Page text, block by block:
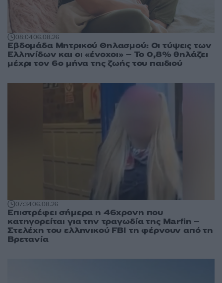
08:0406.08.26
Εβδομάδα Μητρικού Θηλασμού: Οι τύψεις των
Ελληνίδων και οι «ένοχοι» – Το 0,8% θηλάζει
μέχρι τον 6ο μήνα της ζωής του παιδιού
07:3406.08.26
Επιστρέφει σήμερα η 46χρονη που
κατηγορείται για την τραγωδία της Marfin –
Στελέχη του ελληνικού FBI τη φέρνουν από τη
Βρετανία